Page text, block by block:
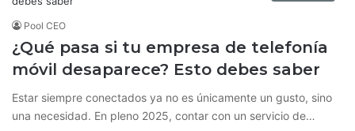
Pool CEO
¿Qué pasa si tu empresa de telefonía
móvil desaparece? Esto debes saber
Estar siempre conectados ya no es únicamente un gusto, sino
una necesidad. En pleno 2025, contar con un servicio de…